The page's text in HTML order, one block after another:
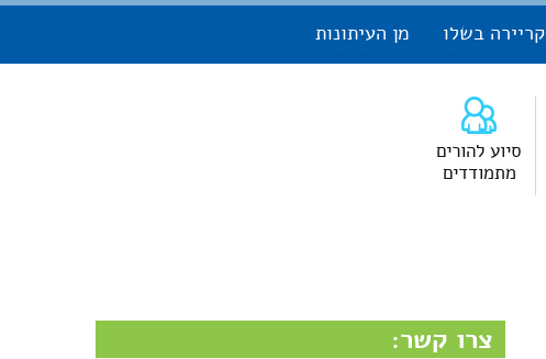
קריירה בשלו מן העיתונות
סיוע להורים
מתמודדים
צרו קשר: